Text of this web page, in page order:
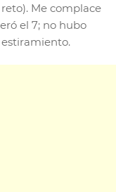
Me complace
el 7; no hubo